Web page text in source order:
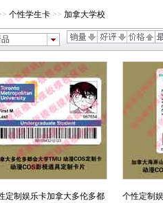
个性学生卡 >> 加拿大学校
定制娱乐卡加拿大多伦多都
个性定制